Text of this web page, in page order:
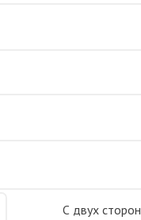
С двух сторон